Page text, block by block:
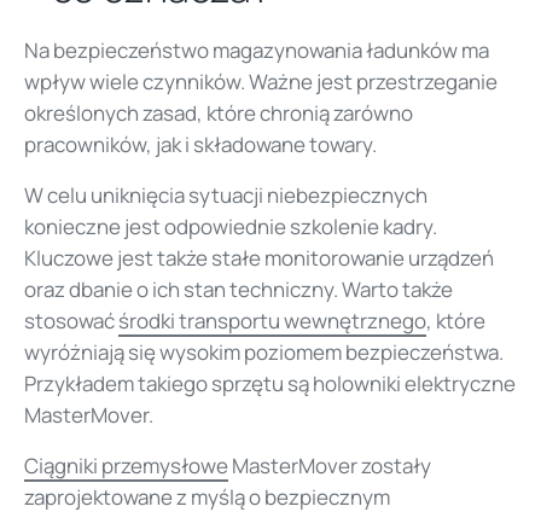
Na bezpieczeństwo magazynowania ładunków ma
wpływ wiele czynników. Ważne jest przestrzeganie
określonych zasad, które chronią zarówno
pracowników, jak i składowane towary.
W celu uniknięcia sytuacji niebezpiecznych
konieczne jest odpowiednie szkolenie kadry.
Kluczowe jest także stałe monitorowanie urządzeń
oraz dbanie o ich stan techniczny. Warto także
stosowaćśrodki transportu wewnętrznego, które
wyróżniają się wysokim poziomem bezpieczeństwa.
Przykładem takiego sprzętu są holowniki elektryczne
MasterMover.
Ciągniki przemysłoweMasterMover zostały
zaprojektowane z myślą o bezpiecznym